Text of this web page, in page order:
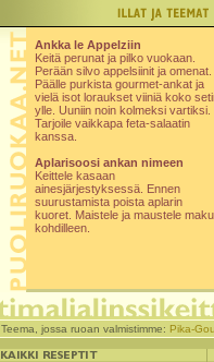
Ankka le Appelziin
Keitä perunat ja pilko vuokaan.
Perään silvo appelsiinit ja omenat.
Päälle purkista gourmet-ankat ja
vielä isot loraukset viiniä koko
ylle. Uuniin noin kolmeksi vartiksi.
Tarjoile vaikkapa feta-salaatin
kanssa.
Aplarisoosi ankan nimeen
Keittele kasaan
ainesjärjestyksessä. Ennen
suurustamista poista aplarin
kuoret. Maistele ja maustele maku
kohdilleen.
Teema, jossa ruoan valmistimme: Pika-